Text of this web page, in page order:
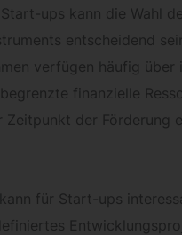
ups kann die Wahl
entscheidend
verfügen häufig über
finanzielle
Zeitpunkt der Förderung
für Start-ups